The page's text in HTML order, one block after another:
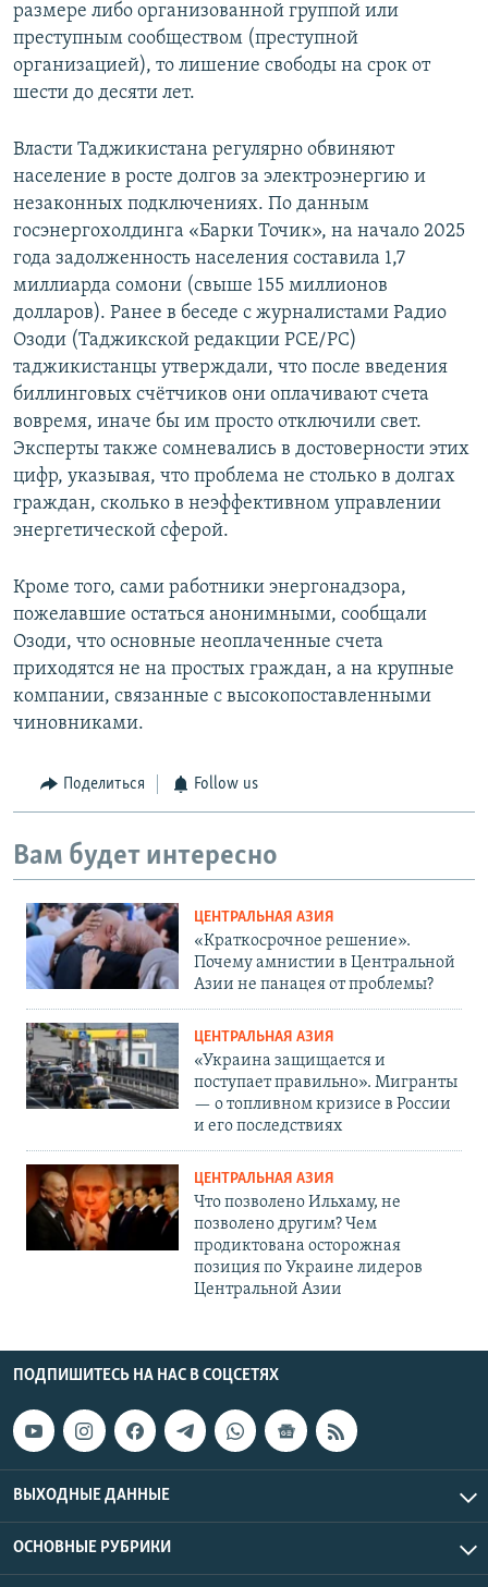
размере либо организованной группой или
преступным сообществом (преступной
организацией), то лишение свободы на срок от
шести до десяти лет.
Власти Таджикистана регулярно обвиняют
население в росте долгов за электроэнергию и
незаконных подключениях. По данным
госэнергохолдинга «Барки Точик», на начало 2025
года задолженность населения составила 1,7
миллиарда сомони (свыше 155 миллионов
долларов). Ранее в беседе с журналистами Радио
Озоди (Таджикской редакции РСЕ/РС)
таджикистанцы утверждали, что после введения
биллинговых счётчиков они оплачивают счета
вовремя, иначе бы им просто отключили свет.
Эксперты также сомневались в достоверности этих
цифр, указывая, что проблема не столько в долгах
граждан, сколько в неэффективном управлении
энергетической сферой.
Кроме того, сами работники энергонадзора,
пожелавшие остаться анонимными, сообщали
Озоди, что основные неоплаченные счета
приходятся не на простых граждан, а на крупные
компании, связанные с высокопоставленными
чиновниками.
Поделиться Follow us
Вам будет интересно
ЦЕНТРАЛЬНАЯ АЗИЯ
«Краткосрочное решение».
Почему амнистии в Центральной
Азии не панацея от проблемы?
ЦЕНТРАЛЬНАЯ АЗИЯ
«Украина защищается и
поступает правильно». Мигранты
— о топливном кризисе в России
и его последствиях
ЦЕНТРАЛЬНАЯ АЗИЯ
Что позволено Ильхаму, не
позволено другим? Чем
продиктована осторожная
позиция по Украине лидеров
Центральной Азии
ПОДПИШИТЕСЬ НА НАС В СОЦСЕТЯХ
ВЫХОДНЫЕ ДАННЫЕ
ОСНОВНЫЕ РУБРИКИ